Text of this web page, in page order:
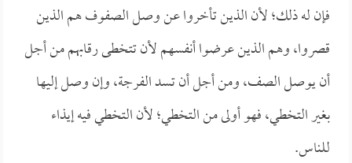
فإن له ذلك؛ لأن الذين تأخروا عن وصل الصفوف هم الذين
قصروا، وهم الذين عرضوا أنفسهم لأن تتخطى رقابهم من أجل
أن يوصل الصف، ومن أجل أن تسد الفرجة، وإن وصل إليها
بغير التخطي، فهو أولى من التخطي؛ لأن التخطي فيه إيذاء
للناس.